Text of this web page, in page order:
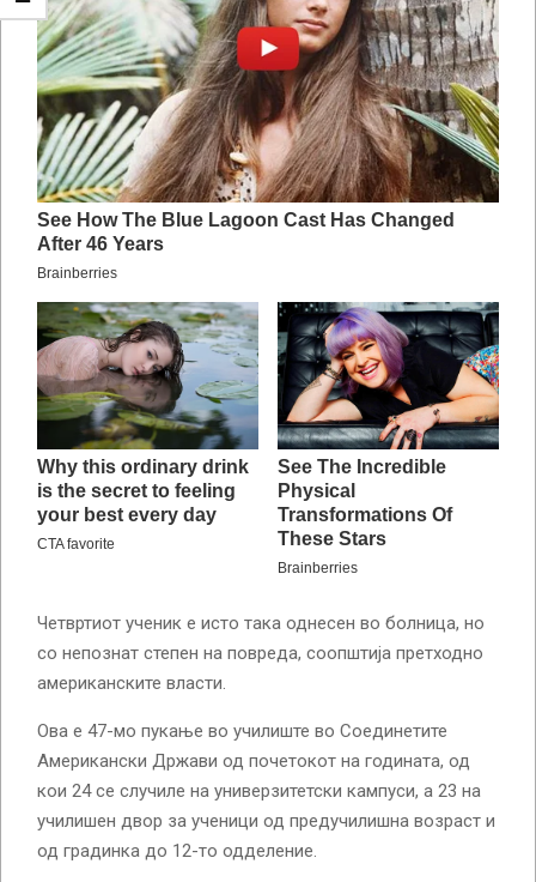
Четвртиот ученик е исто така однесен во болница, но
со непознат степен на повреда, соопштија претходно
американските власти.
Ова е 47-мо пукање во училиште во Соединетите
Американски Држави од почетокот на годината, од
кои 24 се случиле на универзитетски кампуси, а 23 на
училишен двор за ученици од предучилишна возраст и
од градинка до 12-то одделение.